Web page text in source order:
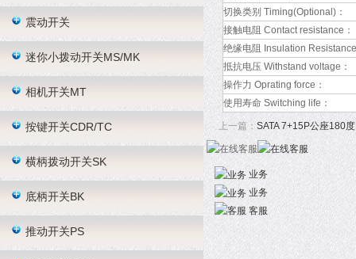
震动开关
迷你小拨动开关MS/MK
相机开关MT
按键开关CDR/TC
横柄拨动开关SK
底柄开关BK
推动开关PS
切换类别 Timing(Optional)：
接触电阻 Contact resistance：
绝缘电阻 Insulation
抵抗电压 Withstand voltage：
操作力 Oprating force：
使用寿命 Switching life：
上一篇： SATA 7+15P公座180
业务
业务
客服